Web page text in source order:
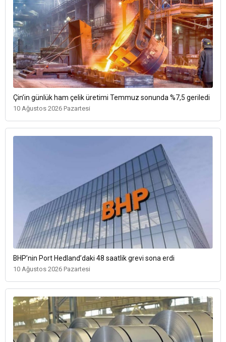
Çin’in günlük ham çelik üretimi Temmuz sonunda %7,5 geriledi
10 Ağustos 2026 Pazartesi
BHP’nin Port Hedland’daki 48 saatlik grevi sona erdi
10 Ağustos 2026 Pazartesi